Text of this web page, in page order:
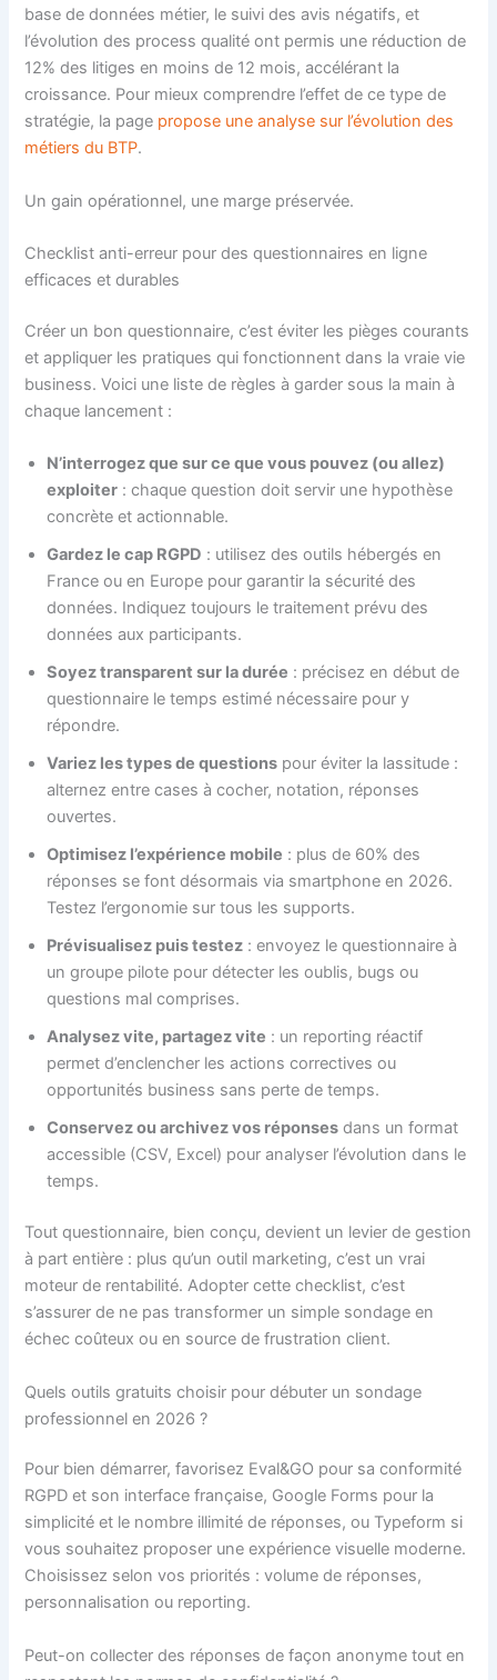
base de données métier, le suivi des avis négatifs, et
l’évolution des process qualité ont permis une réduction de
12% des litiges en moins de 12 mois, accélérant la
croissance. Pour mieux comprendre l’effet de ce type de
stratégie, la page propose une analyse sur l’évolution des
métiers du BTP.
Un gain opérationnel, une marge préservée.
Checklist anti-erreur pour des questionnaires en ligne
efficaces et durables
Créer un bon questionnaire, c’est éviter les pièges courants
et appliquer les pratiques qui fonctionnent dans la vraie vie
business. Voici une liste de règles à garder sous la main à
chaque lancement :
N’interrogez que sur ce que vous pouvez (ou allez)
exploiter : chaque question doit servir une hypothèse
concrète et actionnable.
Gardez le cap RGPD : utilisez des outils hébergés en
France ou en Europe pour garantir la sécurité des
données. Indiquez toujours le traitement prévu des
données aux participants.
Soyez transparent sur la durée : précisez en début de
questionnaire le temps estimé nécessaire pour y
répondre.
Variez les types de questions pour éviter la lassitude :
alternez entre cases à cocher, notation, réponses
ouvertes.
Optimisez l’expérience mobile : plus de 60% des
réponses se font désormais via smartphone en 2026.
Testez l’ergonomie sur tous les supports.
Prévisualisez puis testez : envoyez le questionnaire à
un groupe pilote pour détecter les oublis, bugs ou
questions mal comprises.
Analysez vite, partagez vite : un reporting réactif
permet d’enclencher les actions correctives ou
opportunités business sans perte de temps.
Conservez ou archivez vos réponses dans un format
accessible (CSV, Excel) pour analyser l’évolution dans le
temps.
Tout questionnaire, bien conçu, devient un levier de gestion
à part entière : plus qu’un outil marketing, c’est un vrai
moteur de rentabilité. Adopter cette checklist, c’est
s’assurer de ne pas transformer un simple sondage en
échec coûteux ou en source de frustration client.
Quels outils gratuits choisir pour débuter un sondage
professionnel en 2026 ?
Pour bien démarrer, favorisez Eval&GO pour sa conformité
RGPD et son interface française, Google Forms pour la
simplicité et le nombre illimité de réponses, ou Typeform si
vous souhaitez proposer une expérience visuelle moderne.
Choisissez selon vos priorités : volume de réponses,
personnalisation ou reporting.
Peut-on collecter des réponses de façon anonyme tout en